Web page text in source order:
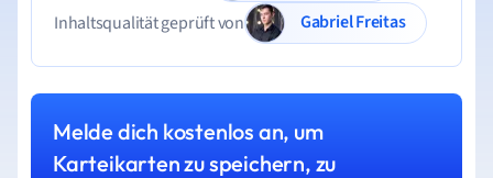
Inhaltsqualität geprüft von
Gabriel Freitas
Melde dich kostenlos an, um
Karteikarten zu speichern, zu